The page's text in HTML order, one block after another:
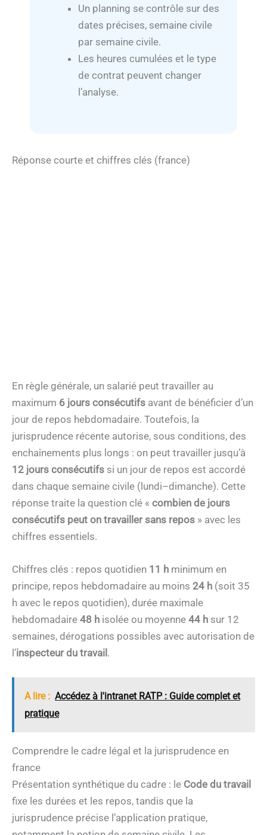
Un planning se contrôle sur des
dates précises, semaine civile
par semaine civile.
Les heures cumulées et le type
de contrat peuvent changer
l’analyse.
Réponse courte et chiffres clés (france)
En règle générale, un salarié peut travailler au
maximum 6 jours consécutifs avant de bénéficier d’un
jour de repos hebdomadaire. Toutefois, la
jurisprudence récente autorise, sous conditions, des
enchaînements plus longs : on peut travailler jusqu’à
12 jours consécutifs si un jour de repos est accordé
dans chaque semaine civile (lundi–dimanche). Cette
réponse traite la question clé « combien de jours
consécutifs peut on travailler sans repos » avec les
chiffres essentiels.
Chiffres clés : repos quotidien 11 h minimum en
principe, repos hebdomadaire au moins 24 h (soit 35
h avec le repos quotidien), durée maximale
hebdomadaire 48 h isolée ou moyenne 44 h sur 12
semaines, dérogations possibles avec autorisation de
l’inspecteur du travail .
A lire : Accédez à l'intranet RATP : Guide complet et
pratique
Comprendre le cadre légal et la jurisprudence en
france
Présentation synthétique du cadre : le Code du travail
fixe les durées et les repos, tandis que la
jurisprudence précise l’application pratique,